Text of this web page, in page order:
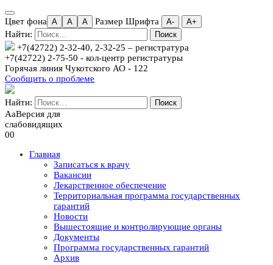
Цвет фона A A A Размер Шрифта А- А+
Найти:
+7(42722) 2-32-40, 2-32-25 – регистратура
+7(42722) 2-75-50 - кол-центр регистратуры
Горячая линия Чукотского АО - 122
Сообщить о проблеме
Найти:
AaВерсия для
слабовидящих
00
Главная
Записаться к врачу
Вакансии
Лекарственное обеспечение
Территориальная программа государственных
гарантий
Новости
Вышестоящие и контролирующие органы
Документы
Программа государственных гарантий
Архив